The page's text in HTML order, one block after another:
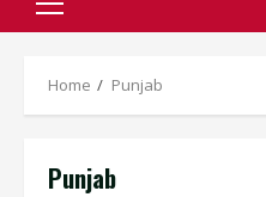
Primary
Menu
Home Punjab
Punjab